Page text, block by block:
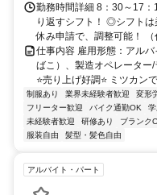
勤務時間詳細 8：30～17
り返すシフト！ ◎シフト
休み申請で、調整可能！
仕事内容 雇用形態：アル
ばこ）、製造オペレーター/
⭐売り上げ好調⭐ ミツカン
制服あり 業界未経験者歓迎 変形
フリーター歓迎
バイク通勤OK
未経験者歓迎
研修あり ブランク
服装自由
髪型・髪色自由
アルバイト・パート